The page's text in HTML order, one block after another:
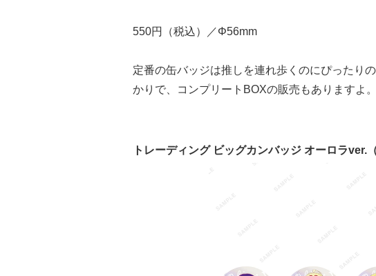
550円（税込）／Φ56mm
定番の缶バッジは推しを連れ歩くのにぴったり
かりで、コンプリートBOXの販売もありますよ。
トレーディング ビッグカンバッジ オーロラver.